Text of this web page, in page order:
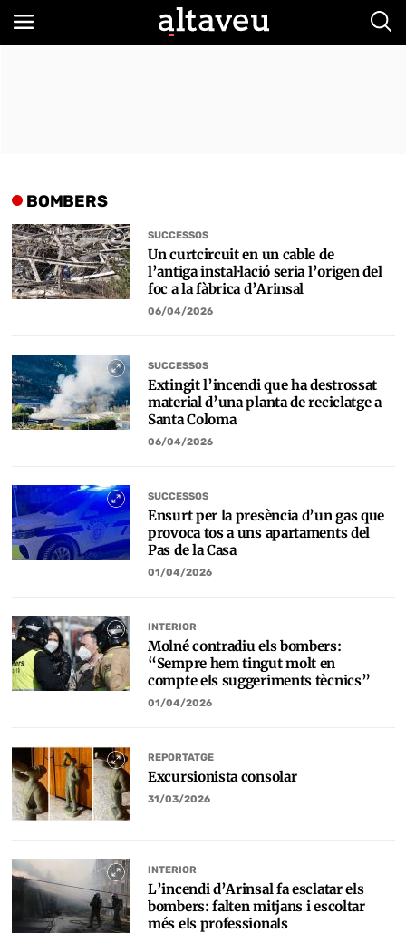
BOMBERS
SUCCESSOS
Un curtcircuit en un cable de
l’antiga instal·lació seria l’origen del
foc a la fàbrica d’Arinsal
06/04/2026
SUCCESSOS
Extingit l’incendi que ha destrossat
material d’una planta de reciclatge a
Santa Coloma
06/04/2026
SUCCESSOS
Ensurt per la presència d’un gas que
provoca tos a uns apartaments del
Pas de la Casa
01/04/2026
INTERIOR
Molné contradiu els bombers:
“Sempre hem tingut molt en
compte els suggeriments tècnics”
01/04/2026
REPORTATGE
Excursionista consolar
31/03/2026
INTERIOR
L’incendi d’Arinsal fa esclatar els
bombers: falten mitjans i escoltar
més els professionals